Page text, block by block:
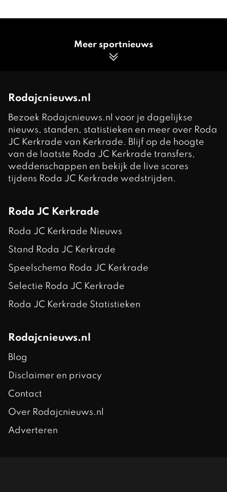
Meer sportnieuws
Rodajcnieuws.nl
Bezoek Rodajcnieuws.nl voor je dagelijkse
nieuws, standen, statistieken en meer over Roda
JC Kerkrade van Kerkrade. Blijf op de hoogte
van de laatste Roda JC Kerkrade transfers,
weddenschappen en bekijk de live scores
tijdens Roda JC Kerkrade wedstrijden.
Roda JC Kerkrade
Roda JC Kerkrade Nieuws
Stand Roda JC Kerkrade
Speelschema Roda JC Kerkrade
Selectie Roda JC Kerkrade
Roda JC Kerkrade Statistieken
Rodajcnieuws.nl
Blog
Disclaimer en privacy
Contact
Over Rodajcnieuws.nl
Adverteren